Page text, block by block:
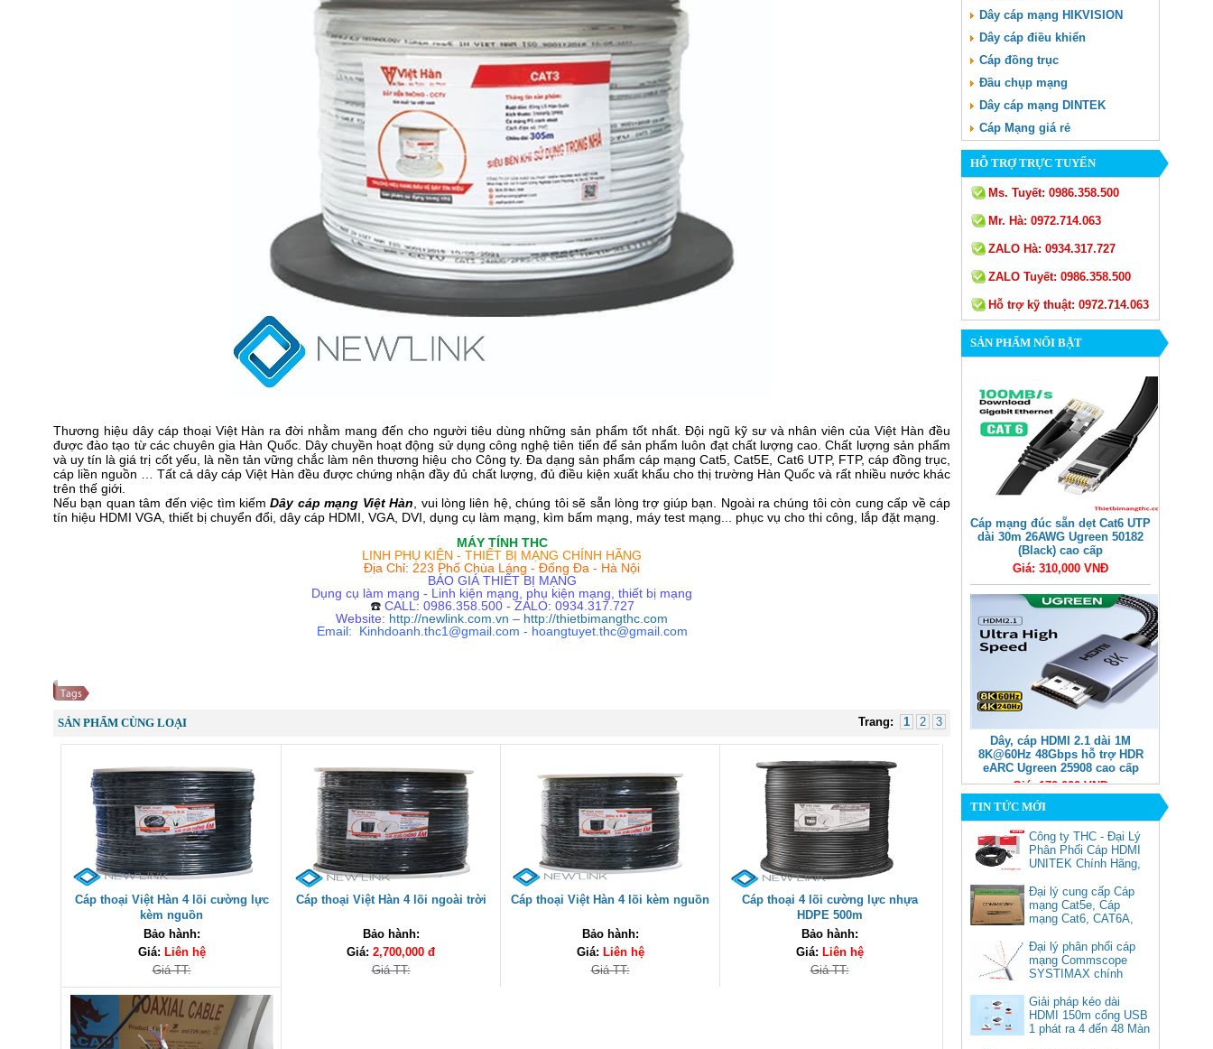
Thương hiệu dây cáp thoại Việt Hàn ra đời nhằm mang đến cho người tiêu dùng những sản phẩm tốt nhất. Đội ngũ kỹ sư và nhân viên của Việt Hàn đều
được đào tạo từ các chuyên gia Hàn Quốc. Dây chuyền hoạt động sử dụng công nghệ tiên tiến để sản phẩm luôn đạt chất lượng cao. Chất lượng sản phẩm
và uy tín là giá trị cốt yếu, là nền tản vững chắc làm nên thương hiệu cho Công ty. Đa dạng sản phẩm cáp mạng Cat5, Cat5E, Cat6 UTP, FTP, cáp đồng trục,
cáp liền nguồn … Tất cả dây cáp Việt Hàn đều được chứng nhận đầy đủ chất lượng, đủ điều kiện xuất khẩu cho thị trường Hàn Quốc và rất nhiều nước khác
trên thế giới.
Nếu bạn quan tâm đến việc tìm kiếmDây cáp mạng Việt Hàn , vui lòng liên hệ, chúng tôi sẽ sẵn lòng trợ giúp bạn. Ngoài ra chúng tôi còn cung cấp về cáp
tín hiệu HDMI VGA, thiết bị chuyển đổi, dây cáp HDMI, VGA, DVI, dụng cụ làm mạng, kìm bấm mạng, máy test mạng... phục vụ cho thi công, lắp đặt mạng.
MÁY TÍNH THC
LINH PHỤ KIỆN - THIẾT BỊ MẠNG CHÍNH HÃNG
Địa Chỉ: 223 Phố Chùa Láng - Đống Đa - Hà Nội
BÁO GIÁ THIẾT BỊ MẠNG
Dụng cụ làm mạng - Linh kiện mạng, phụ kiện mạng, thiết bị mạng
☎️ CALL: 0986.358.500 - ZALO: 0934.317.727
Website: http://newlink.com.vn – http://thietbimangthc.com
Email: Kinhdoanh.thc1@gmail.com - hoangtuyet.thc@gmail.com
Trang: 1 2 3
SẢN PHẨM CÙNG LOẠI
Cáp thoại Việt Hàn 4 lõi cường lực
kèm nguồn
Bảo hành:
Giá: Liên hệ
Giá TT:
Cáp thoại Việt Hàn 4 lõi ngoài trời
Bảo hành:
Giá: 2,700,000 đ
Giá TT:
Cáp thoại Việt Hàn 4 lõi kèm nguồn
Bảo hành:
Giá: Liên hệ
Giá TT:
Cáp thoại 4 lõi cường lực nhựa
HDPE 500m
Bảo hành:
Giá: Liên hệ
Giá TT:
Dây cáp mạng HIKVISION
Dây cáp điều khiển
Cáp đồng trục
Đầu chụp mạng
Dây cáp mạng DINTEK
Cáp Mạng giá rẻ
HỖ TRỢ TRỰC TUYẾN
Ms. Tuyết: 0986.358.500
Mr. Hà: 0972.714.063
ZALO Hà: 0934.317.727
ZALO Tuyết: 0986.358.500
Hỗ trợ kỹ thuật: 0972.714.063
SẢN PHẨM NỔI BẬT
Cáp mạng đúc sẵn dẹt Cat6 UTP
dài 30m 26AWG Ugreen 50182
(Black) cao cấp
Giá: 310,000 VNĐ
Dây, cáp HDMI 2.1 dài 1M
8K@60Hz 48Gbps hỗ trợ HDR
eARC Ugreen 25908 cao cấp
Giá: 170,000 VNĐ
Cáp chuyển USB Type-C sang
Displayport 1.4 độ phân giải
cao cấp
Giá: 350,000 VNĐ
TIN TỨC MỚI
Công ty THC - Đại Lý
Phân Phối Cáp HDMI
UNITEK Chính Hãng,
Đại lý cung cấp Cáp
mạng Cat5e, Cáp
mạng Cat6, CAT6A,
Commscope
Đại lý phân phối cáp
mạng Commscope
SYSTIMAX chính
Giải pháp kéo dài
HDMI 150m cổng USB
1 phát ra 4 đến 48 Màn